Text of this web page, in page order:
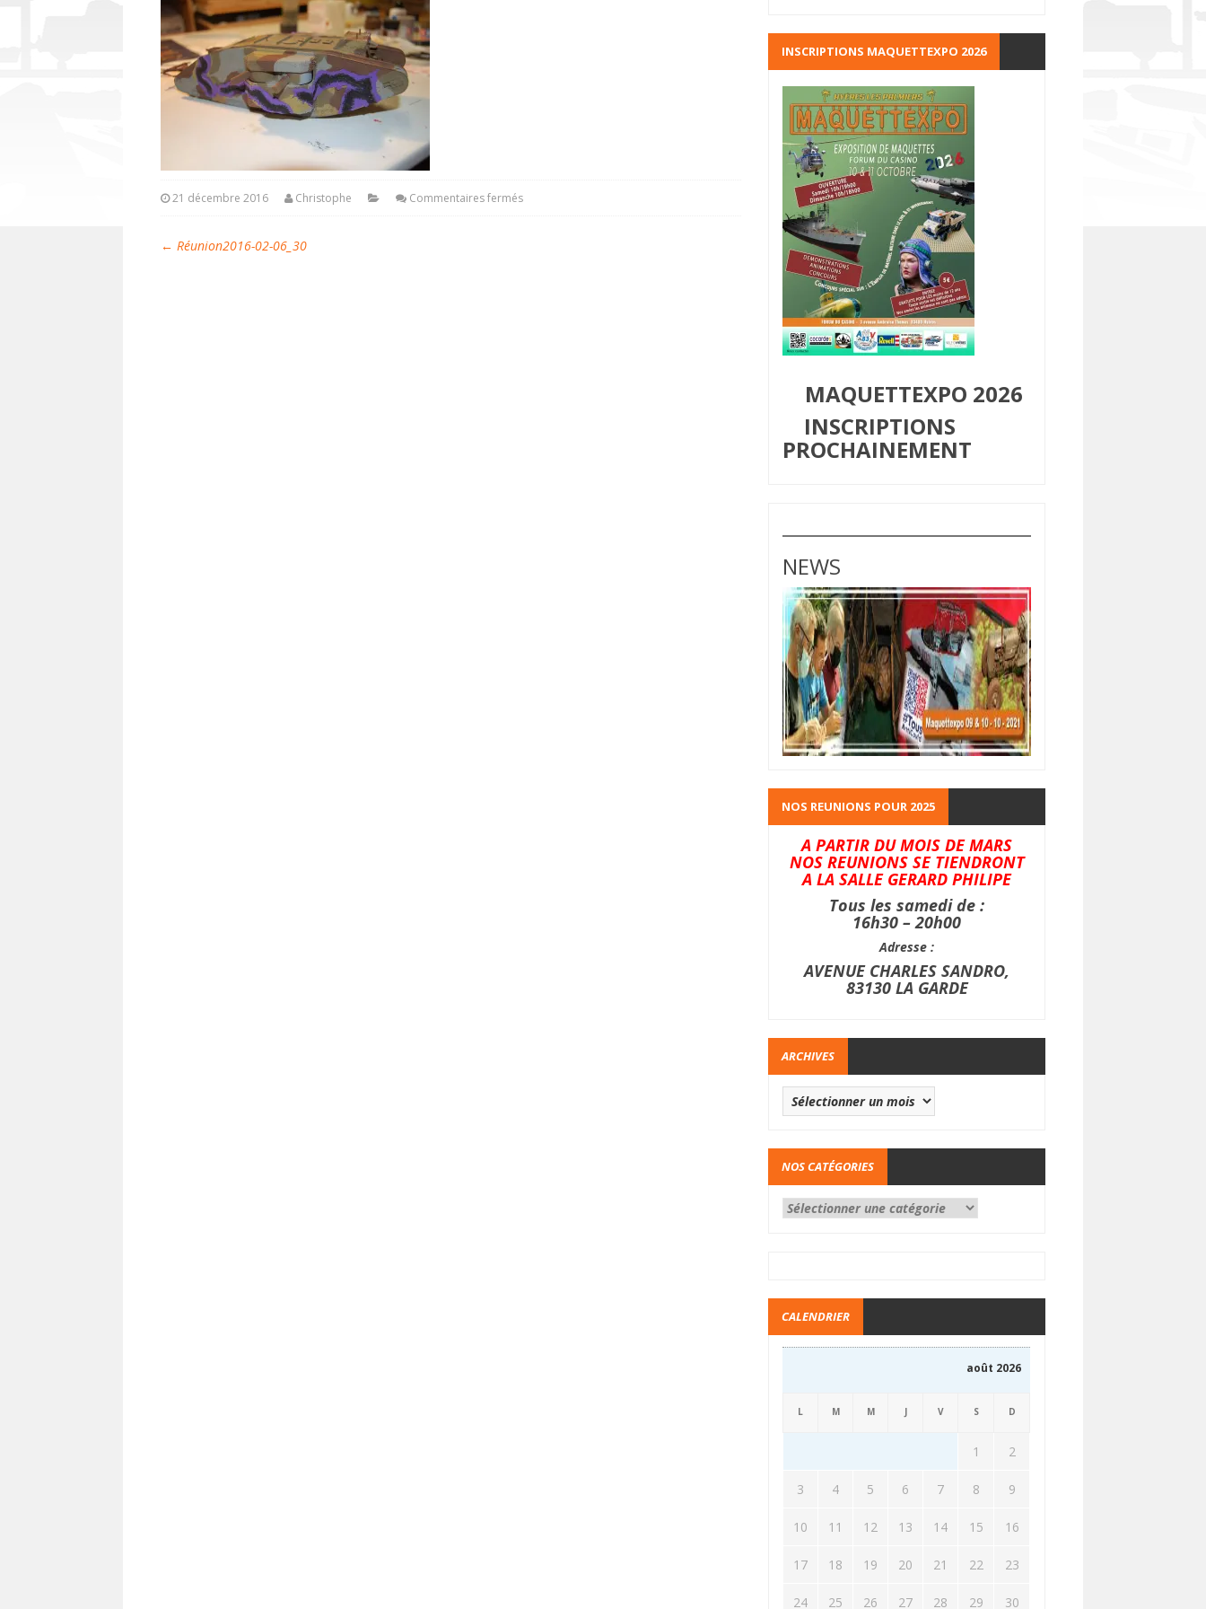
21 décembre 2016 Christophe Commentaires fermés
← Réunion2016-02-06_30
INSCRIPTIONS MAQUETTEXPO 2026
MAQUETTEXPO 2026
INSCRIPTIONS
PROCHAINEMENT
NEWS
NOS REUNIONS POUR 2025
A PARTIR DU MOIS DE MARS
NOS REUNIONS SE TIENDRONT
A LA SALLE GERARD PHILIPE
Tous les samedi de :
16h30 – 20h00
Adresse :
AVENUE CHARLES SANDRO,
83130 LA GARDE
ARCHIVES
NOS CATÉGORIES
CALENDRIER
août 2026
L M M J V S D
1 2
3 4 5 6 7 8 9
10 11 12 13 14 15 16
17 18 19 20 21 22 23
24 25 26 27 28 29 30